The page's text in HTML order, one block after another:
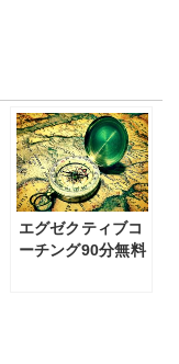
エグゼクティブコ
ーチング90分無料